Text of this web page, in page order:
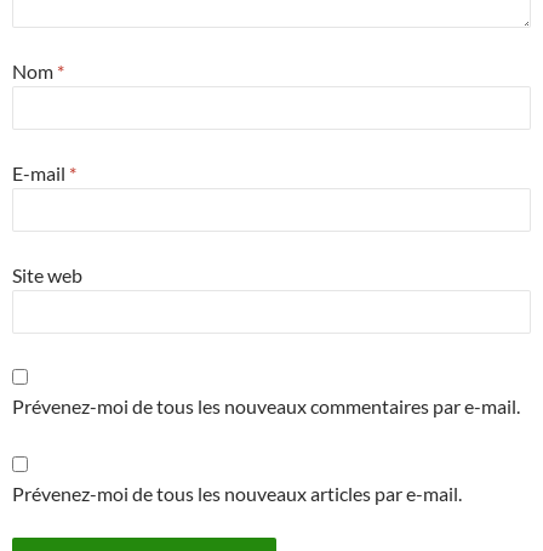
Nom *
E-mail *
Site web
Prévenez-moi de tous les nouveaux commentaires par e-mail.
Prévenez-moi de tous les nouveaux articles par e-mail.